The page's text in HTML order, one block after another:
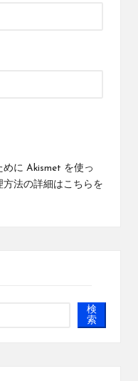
に Akismet を使っ
方法の詳細はこちらを
検
索